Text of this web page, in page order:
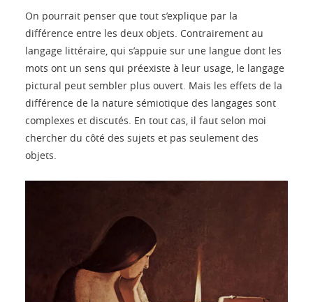
On pourrait penser que tout s’explique par la
différence entre les deux objets. Contrairement au
langage littéraire, qui s’appuie sur une langue dont les
mots ont un sens qui préexiste à leur usage, le langage
pictural peut sembler plus ouvert. Mais les effets de la
différence de la nature sémiotique des langages sont
complexes et discutés. En tout cas, il faut selon moi
chercher du côté des sujets et pas seulement des
objets.